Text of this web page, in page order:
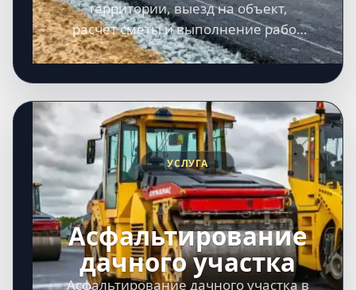
территории, выезд на объект,
расчет сметы и выполнение работ
под ключ.
УСЛУГА
Асфальтирование
дачного участка
Асфальтирование дачного участка в